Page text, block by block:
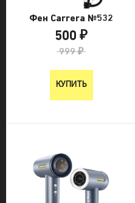
Фен Carrera №532
500 ₽
999 ₽
КУПИТЬ